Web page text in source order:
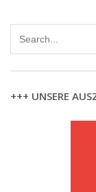
+++ UNSERE